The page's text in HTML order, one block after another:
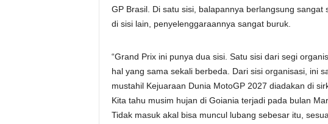
GP Brasil. Di satu sisi, balapannya berlangsung
di sisi lain, penyelenggaraannya sangat buruk.
“Grand Prix ini punya dua sisi. Satu sisi dari segi
hal yang sama sekali berbeda. Dari sisi organisasi, ini
mustahil Kejuaraan Dunia MotoGP 2027 diadakan di
Kita tahu musim hujan di Goiania terjadi pada bulan
Tidak masuk akal bisa muncul lubang sebesar itu,